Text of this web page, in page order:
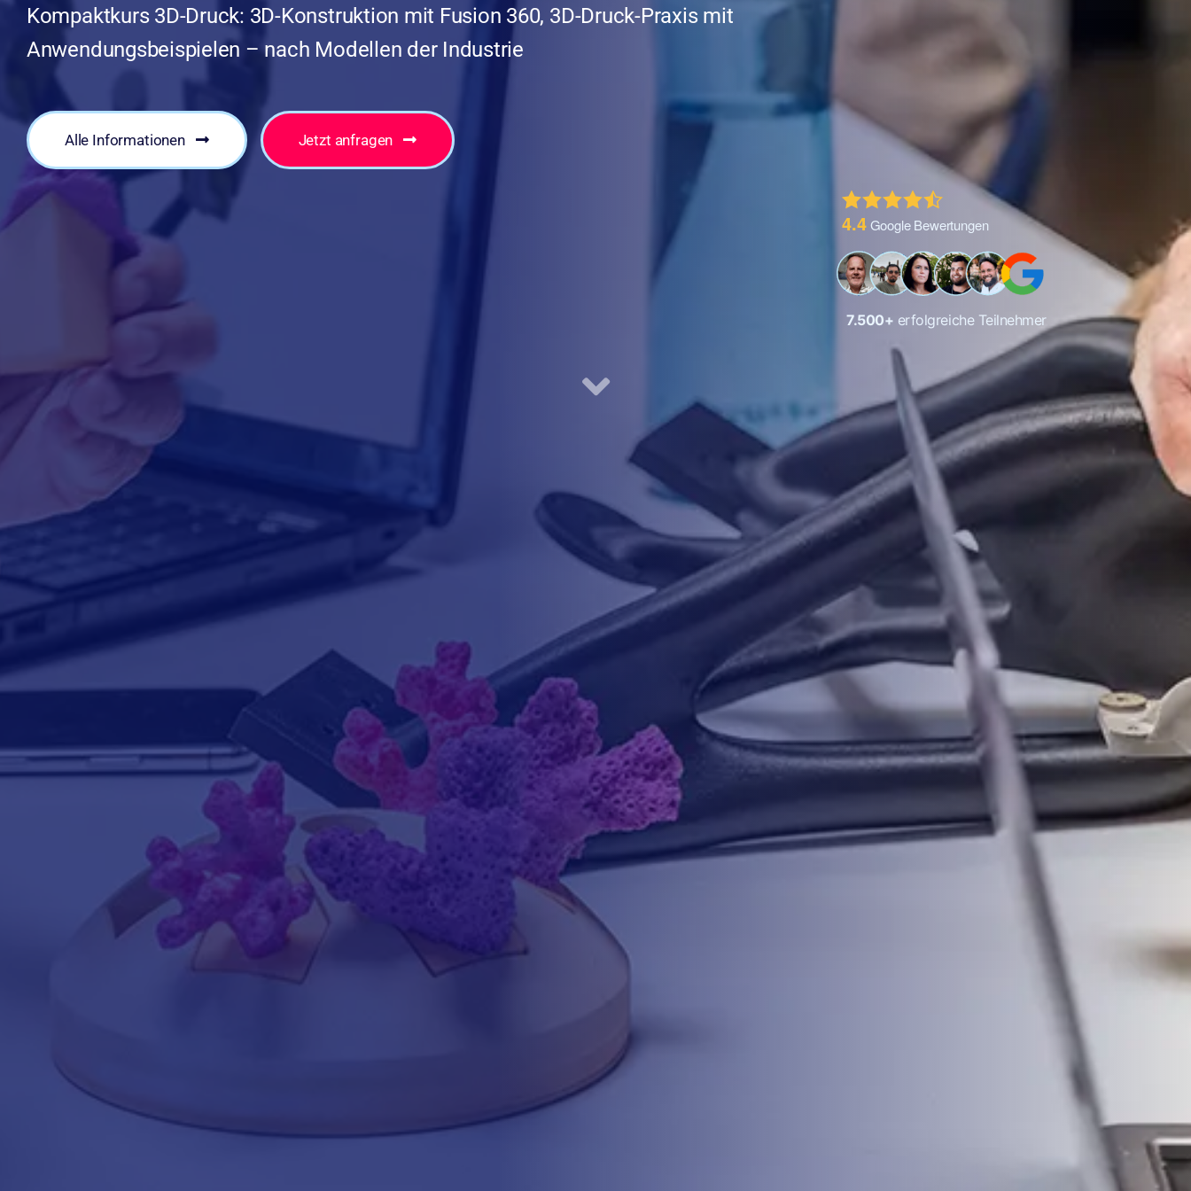
Kompaktkurs 3D-Druck: 3D-Konstruktion mit Fusion 360, 3D-Druck-Praxis mit
Anwendungsbeispielen – nach Modellen der Industrie
Alle Informationen Jetzt anfragen
4.4Google Bewertungen
7.500+ erfolgreiche Teilnehmer